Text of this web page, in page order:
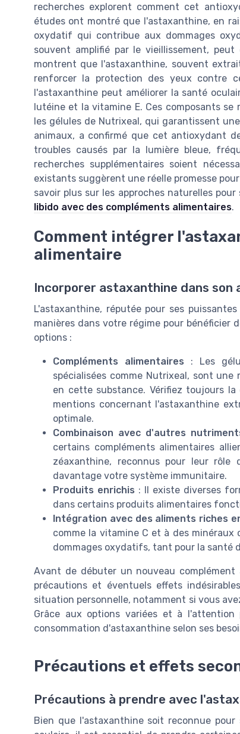
recherches explorent comment cet
études ont montré que l'astaxanthine, en
oxydatif qui contribue aux dommages
souvent amplifié par le vieillissement,
montrent que l'astaxanthine, souvent
renforcer la protection des yeux contre
l'astaxanthine peut améliorer la santé
lutéine et la vitamine E. Ces composants
les gélules de Nutrixeal, qui garantissent
animaux, a confirmé que cet antioxydant
troubles causés par la lumière bleue,
recherches supplémentaires soient
existants suggèrent une réelle promesse
savoir plus sur les approches naturelles
libido avec des compléments alimentaires.
Comment intégrer
alimentaire
Incorporer astaxanthine dans son
L'astaxanthine, réputée pour ses
manières dans votre régime pour bénéficier
options :
Compléments alimentaires : Les
spécialisées comme Nutrixeal, sont
en cette substance. Vérifiez toujours
mentions concernant l'astaxanthine
optimale.
Combinaison avec d'autres
certains compléments alimentaires
zéaxanthine, reconnus pour leur rôle
davantage votre système immunitaire.
Produits enrichis : Il existe diverses
dans certains produits alimentaires
Intégration avec des aliments riches
comme la vitamine C et à des
dommages oxydatifs, tant pour la santé
Avant de débuter un nouveau
précautions et éventuels effets
situation personnelle, notamment si vous
Grâce aux options variées et à
consommation d'astaxanthine selon ses
Précautions et effets
Précautions à prendre avec
Bien que l'astaxanthine soit reconnue